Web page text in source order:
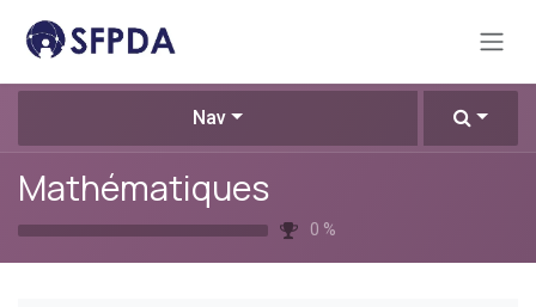
Nav
Mathématiques
0 %